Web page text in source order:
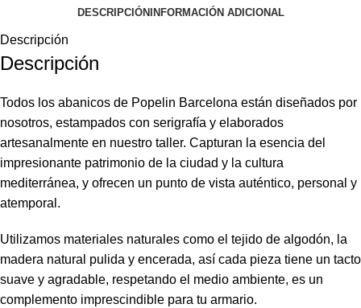
DESCRIPCIÓN INFORMACIÓN ADICIONAL
Descripción
Descripción
Todos los abanicos de Popelin Barcelona están diseñados por
nosotros, estampados con serigrafía y elaborados
artesanalmente en nuestro taller. Capturan la esencia del
impresionante patrimonio de la ciudad y la cultura
mediterránea, y ofrecen un punto de vista auténtico, personal y
atemporal.
Utilizamos materiales naturales como el tejido de algodón, la
madera natural pulida y encerada, así cada pieza tiene un tacto
suave y agradable, respetando el medio ambiente, es un
complemento imprescindible para tu armario.